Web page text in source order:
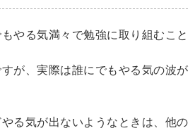
やる気満々で勉強に取り組むこと
が、実際は誰にでもやる気の波が
る気が出ないようなときは、他の